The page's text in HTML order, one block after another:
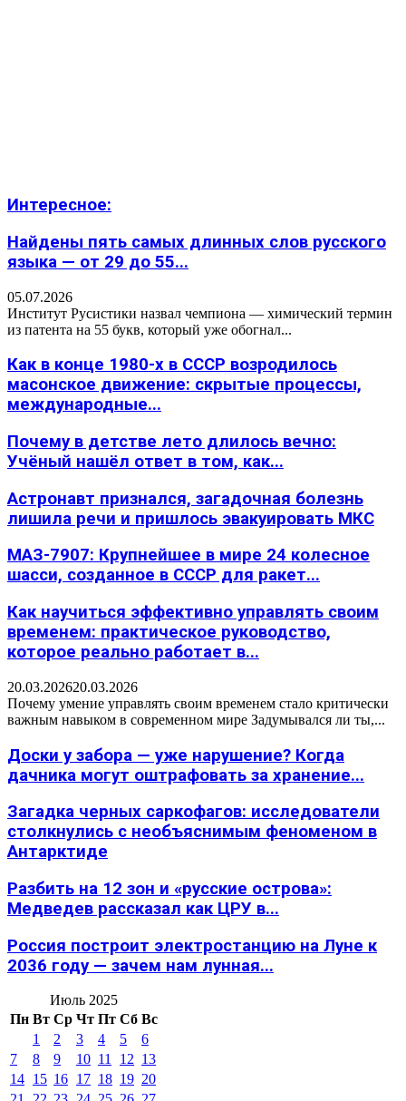
Интересное:
Найдены пять самых длинных слов русского
языка — от 29 до 55...
05.07.2026
Институт Русистики назвал чемпиона — химический термин
из патента на 55 букв, который уже обогнал...
Как в конце 1980-х в СССР возродилось
масонское движение: скрытые процессы,
международные...
Почему в детстве лето длилось вечно:
Учёный нашёл ответ в том, как...
Астронавт признался, загадочная болезнь
лишила речи и пришлось эвакуировать МКС
МАЗ-7907: Крупнейшее в мире 24 колесное
шасси, созданное в СССР для ракет...
Как научиться эффективно управлять своим
временем: практическое руководство,
которое реально работает в...
20.03.202620.03.2026
Почему умение управлять своим временем стало критически
важным навыком в современном мире Задумывался ли ты,...
Доски у забора — уже нарушение? Когда
дачника могут оштрафовать за хранение...
Загадка черных саркофагов: исследователи
столкнулись с необъяснимым феноменом в
Антарктиде
Разбить на 12 зон и «русские острова»:
Медведев рассказал как ЦРУ в...
Россия построит электростанцию на Луне к
2036 году — зачем нам лунная...
Июль 2025
Пн Вт Ср Чт Пт Сб Вс
1
2 3 4 5
6
7
8 9 10 11 12 13
14 15 16 17 18 19 20